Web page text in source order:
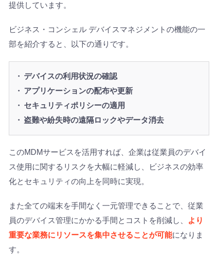
提供しています。
ビジネス・コンシェル デバイスマネジメントの機能の一
部を紹介すると、以下の通りです。
デバイスの利用状況の確認
アプリケーションの配布や更新
セキュリティポリシーの適用
盗難や紛失時の遠隔ロックやデータ消去
このMDMサービスを活用すれば、企業は従業員のデバイ
ス使用に関するリスクを大幅に軽減し、ビジネスの効率
化とセキュリティの向上を同時に実現。
また全ての端末を手間なく一元管理できることで、従業
員のデバイス管理にかかる手間とコストを削減し、
より
重要な業務にリソースを集中させることが可能になりま
す。